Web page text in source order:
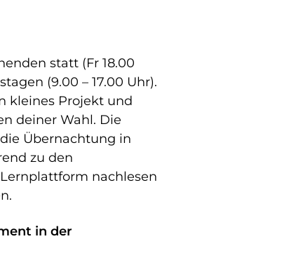
statt (Fr 18.00
(9.00 – 17.00 Uhr).
kleines Projekt und
deiner Wahl. Die
Übernachtung in
zu den
nachlesen
in der